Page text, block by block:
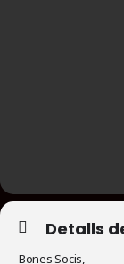
Detalls
Bones Socis,